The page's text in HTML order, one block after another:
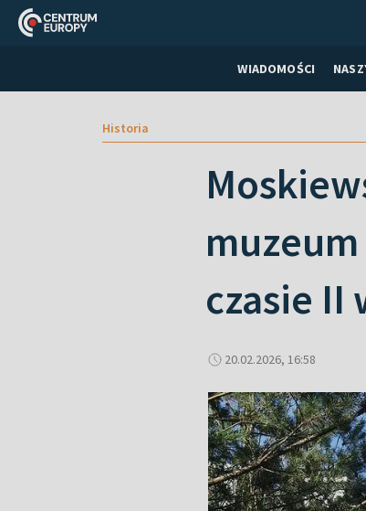
WIADOMOŚCI
Historia
czasie II
20.02.2026, 16:58